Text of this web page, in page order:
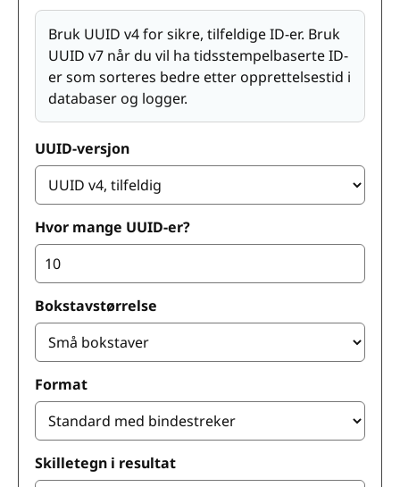
Bruk UUID v4 for sikre, tilfeldige ID-er. Bruk
UUID v7 når du vil ha tidsstempelbaserte ID-
er som sorteres bedre etter opprettelsestid i
databaser og logger.
UUID-versjon
Hvor mange UUID-er?
Bokstavstørrelse
Format
Skilletegn i resultat